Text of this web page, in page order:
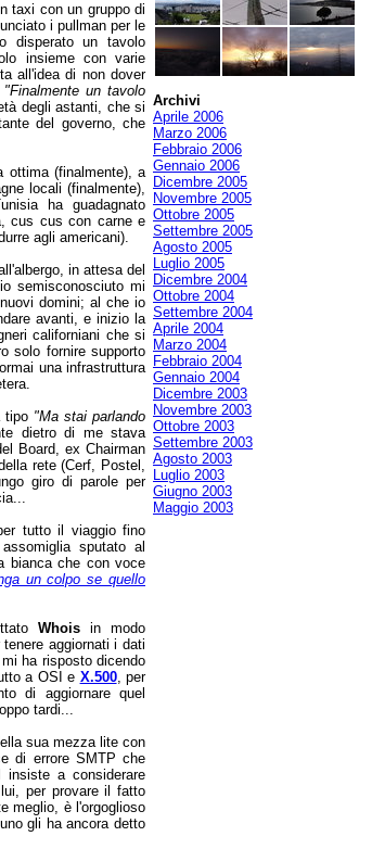
taxi con un gruppo di
i pullman per le
disperato un tavolo
insieme con varie
all'idea di non dover
"Finalmente un tavolo
degli astanti, che si
del governo, che
ottima (finalmente), a
locali (finalmente),
ha guadagnato
cus cus con carne e
agli americani).
in attesa del
semisconosciuto mi
domini; al che io
avanti, e inizio la
californiani che si
solo fornire supporto
una infrastruttura
tipo "Ma stai parlando
dietro di me stava
Board, ex Chairman
rete (Cerf, Postel,
giro di parole per
tutto il viaggio fino
sputato al
bianca che con voce
un colpo se quello
Whois in modo
aggiornati i dati
ha risposto dicendo
a OSI e X.500, per
di aggiornare quel
tardi...
sua mezza lite con
di errore SMTP che
a considerare
per provare il fatto
meglio, è l'orgoglioso
gli ha ancora detto
Archivi
Aprile 2006
Marzo 2006
Febbraio 2006
Gennaio 2006
Dicembre 2005
Novembre 2005
Ottobre 2005
Settembre 2005
Agosto 2005
Luglio 2005
Dicembre 2004
Ottobre 2004
Settembre 2004
Aprile 2004
Marzo 2004
Febbraio 2004
Gennaio 2004
Dicembre 2003
Novembre 2003
Ottobre 2003
Settembre 2003
Agosto 2003
Luglio 2003
Giugno 2003
Maggio 2003